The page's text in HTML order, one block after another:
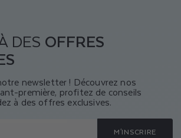
DES OFFRES
newsletter ! Découvrez nos
première, profitez de conseils
à des offres exclusives.
M'INSCRIRE